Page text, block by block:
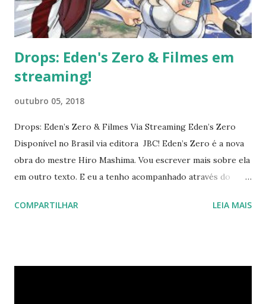
personagem veterano que muda a cara de um time que está
fadado ao fracasso. Estas são as estruturas mais comuns. Eu
nunca tin...
Drops: Eden's Zero & Filmes em
streaming!
outubro 05, 2018
Drops: Eden’s Zero & Filmes Via Streaming Eden’s Zero
Disponível no Brasil via editora JBC! Eden’s Zero é a nova
obra do mestre Hiro Mashima. Vou escrever mais sobre ela
em outro texto. E eu a tenho acompanhado através do
destaco, neste momento, é o esforço do autor em se
COMPARTILHAR LEIA MAIS